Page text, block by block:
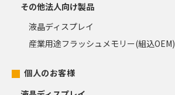
その他法人向け製品
液晶ディスプレイ
産業用途フラッシュメモリー(組込OEM)
個人のお客様